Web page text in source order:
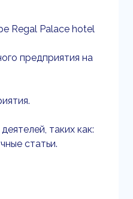
Regal Palace hotel
предприятия на
таких как:
статьи.